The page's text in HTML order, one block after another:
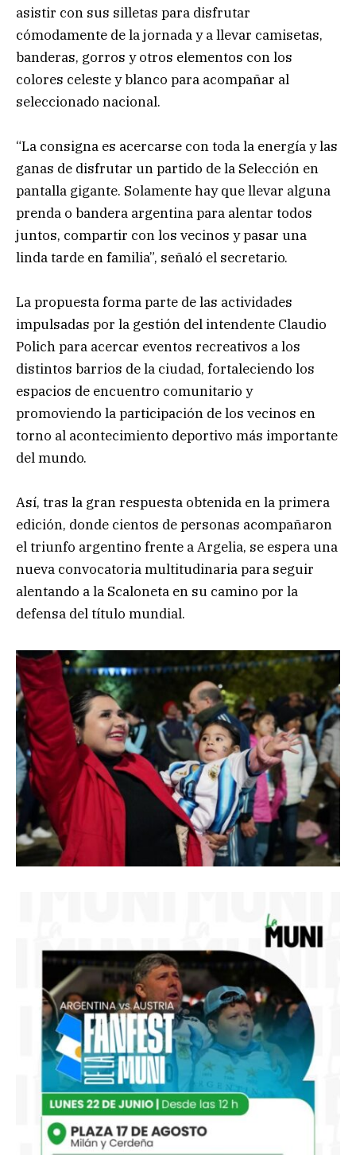
asistir con sus silletas para disfrutar
cómodamente de la jornada y a llevar camisetas,
banderas, gorros y otros elementos con los
colores celeste y blanco para acompañar al
seleccionado nacional.
“La consigna es acercarse con toda la energía y las
ganas de disfrutar un partido de la Selección en
pantalla gigante. Solamente hay que llevar alguna
prenda o bandera argentina para alentar todos
juntos, compartir con los vecinos y pasar una
linda tarde en familia”, señaló el secretario.
La propuesta forma parte de las actividades
impulsadas por la gestión del intendente Claudio
Polich para acercar eventos recreativos a los
distintos barrios de la ciudad, fortaleciendo los
espacios de encuentro comunitario y
promoviendo la participación de los vecinos en
torno al acontecimiento deportivo más importante
del mundo.
Así, tras la gran respuesta obtenida en la primera
edición, donde cientos de personas acompañaron
el triunfo argentino frente a Argelia, se espera una
nueva convocatoria multitudinaria para seguir
alentando a la Scaloneta en su camino por la
defensa del título mundial.